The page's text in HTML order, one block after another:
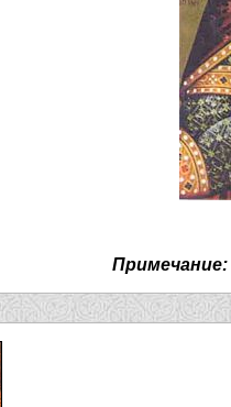
Примечание: